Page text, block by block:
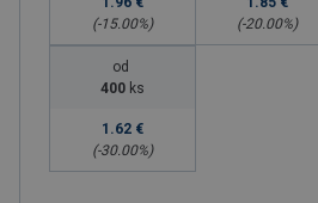
(-15.00%)
(-20.00%)
od
400 ks
1.62 €
(-30.00%)